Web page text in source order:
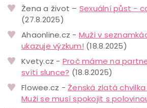
Žena a život – Sexuální půst -
(27.8.2025)
Ahaonline.cz - Muži v
ukazuje výzkum! (18.8.2025)
Kvety.cz - Proč máme na
svítí slunce? (18.8.2025)
Flowee.cz - Ženská zlatá
Muži se musí spokojit s